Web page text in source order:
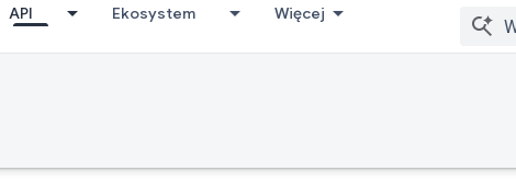
API Ekosystem Więcej